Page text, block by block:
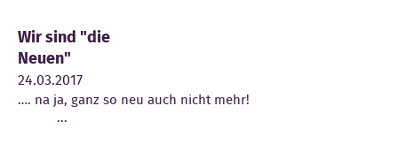
Wir sind "die
Neuen"
24.03.2017
…. na ja, ganz so neu auch nicht mehr!
...